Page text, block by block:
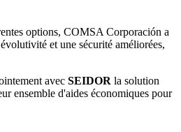
options, COMSA Corporación a
et une sécurité améliorées,
avec SEIDOR la solution
ensemble d'aides économiques pour